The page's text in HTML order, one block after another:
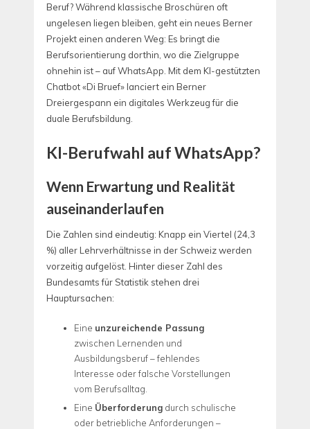
Beruf? Während klassische Broschüren oft
ungelesen liegen bleiben, geht ein neues Berner
Projekt einen anderen Weg: Es bringt die
Berufsorientierung dorthin, wo die Zielgruppe
ohnehin ist – auf WhatsApp. Mit dem KI-gestützten
Chatbot «Di Bruef» lanciert ein Berner
Dreiergespann ein digitales Werkzeug für die
duale Berufsbildung.
KI-Berufwahl auf WhatsApp?
Wenn Erwartung und Realität
auseinanderlaufen
Die Zahlen sind eindeutig: Knapp ein Viertel (24,3
%) aller Lehrverhältnisse in der Schweiz werden
vorzeitig aufgelöst. Hinter dieser Zahl des
Bundesamts für Statistik stehen drei
Hauptursachen:
Eine unzureichende Passung
zwischen Lernenden und
Ausbildungsberuf – fehlendes
Interesse oder falsche Vorstellungen
vom Berufsalltag.
Eine Überforderung durch schulische
oder betriebliche Anforderungen –